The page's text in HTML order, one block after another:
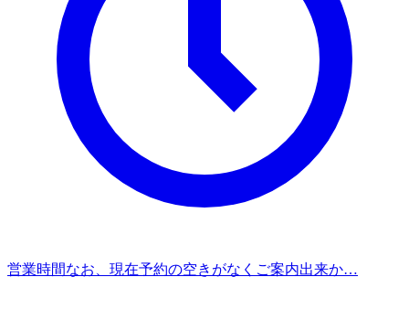
営業時間なお、現在予約の空きがなくご案内出来か…